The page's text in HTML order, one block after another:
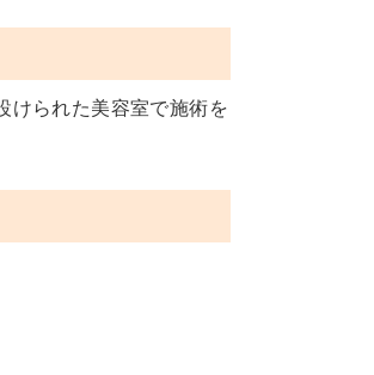
けられた美容室で施術を